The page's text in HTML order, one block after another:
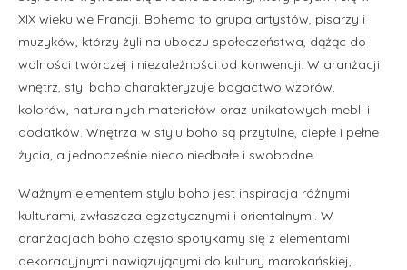
XIX wieku we Francji. Bohema to grupa artystów, pisarzy i
muzyków, którzy żyli na uboczu społeczeństwa, dążąc do
wolności twórczej i niezależności od konwencji. W aranżacji
wnętrz, styl boho charakteryzuje bogactwo wzorów,
kolorów, naturalnych materiałów oraz unikatowych mebli i
dodatków. Wnętrza w stylu boho są przytulne, ciepłe i pełne
życia, a jednocześnie nieco niedbałe i swobodne.
Ważnym elementem stylu boho jest inspiracja różnymi
kulturami, zwłaszcza egzotycznymi i orientalnymi. W
aranżacjach boho często spotykamy się z elementami
dekoracyjnymi nawiązującymi do kultury marokańskiej,